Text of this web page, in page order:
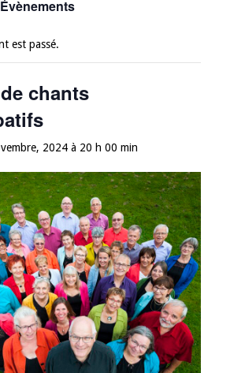
est passé.
chants
2024 à 20 h 00 min